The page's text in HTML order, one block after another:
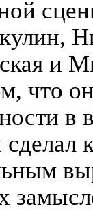
и
что
в